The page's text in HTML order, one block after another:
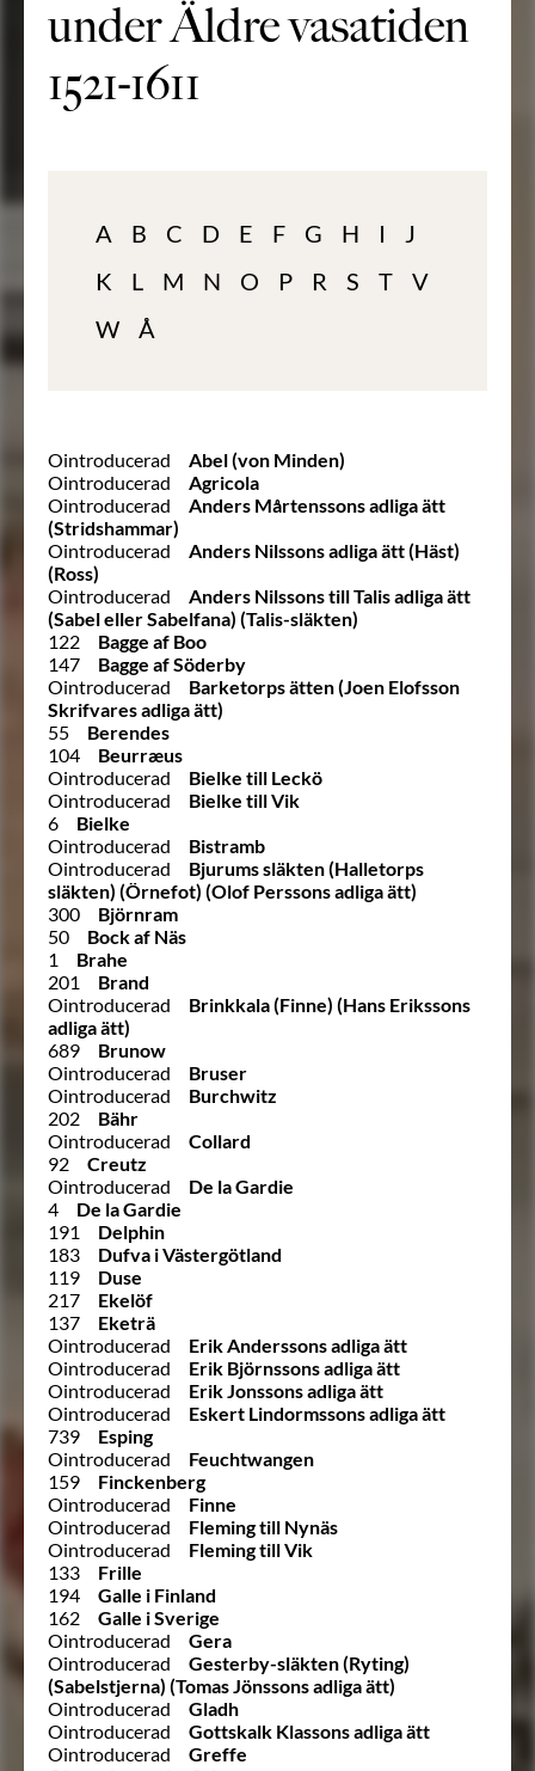
under Äldre vasatiden
1521-1611
A B C D E F G H I
J
K
L M N O P R S T
V
W
Å
Ointroducerad
Abel (von Minden)
Ointroducerad
Agricola
Ointroducerad
Anders Mårtenssons adliga ätt
(Stridshammar)
Ointroducerad
Anders Nilssons adliga ätt (Häst)
(Ross)
Ointroducerad
Anders Nilssons till Talis adliga ätt
(Sabel eller Sabelfana) (Talis-släkten)
122
Bagge af Boo
147
Bagge af Söderby
Ointroducerad
Barketorps ätten (Joen Elofsson
Skrifvares adliga ätt)
55
Berendes
104
Beurræus
Ointroducerad
Bielke till Leckö
Ointroducerad
Bielke till Vik
6
Bielke
Ointroducerad
Bistramb
Ointroducerad
Bjurums släkten (Halletorps
släkten) (Örnefot) (Olof Perssons adliga ätt)
300
Björnram
50
Bock af Näs
1
Brahe
201
Brand
Ointroducerad
Brinkkala (Finne) (Hans Erikssons
adliga ätt)
689
Brunow
Ointroducerad
Bruser
Ointroducerad
Burchwitz
202
Bähr
Ointroducerad
Collard
92
Creutz
Ointroducerad
De la Gardie
4
De la Gardie
191
Delphin
183
Dufva i Västergötland
119
Duse
217
Ekelöf
137
Eketrä
Ointroducerad
Erik Anderssons adliga ätt
Ointroducerad
Erik Björnssons adliga ätt
Ointroducerad
Erik Jonssons adliga ätt
Ointroducerad
Eskert Lindormssons adliga ätt
739
Esping
Ointroducerad
Feuchtwangen
159
Finckenberg
Ointroducerad
Finne
Ointroducerad
Fleming till Nynäs
Ointroducerad
Fleming till Vik
133
Frille
194
Galle i Finland
162
Galle i Sverige
Ointroducerad
Gera
Ointroducerad
Gesterby-släkten (Ryting)
(Sabelstjerna) (Tomas Jönssons adliga ätt)
Ointroducerad
Gladh
Ointroducerad
Gottskalk Klassons adliga ätt
Ointroducerad
Greffe